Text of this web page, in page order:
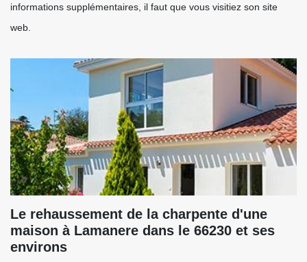
informations supplémentaires, il faut que vous visitiez son site
web.
Le rehaussement de la charpente d'une
maison à Lamanere dans le 66230 et ses
environs